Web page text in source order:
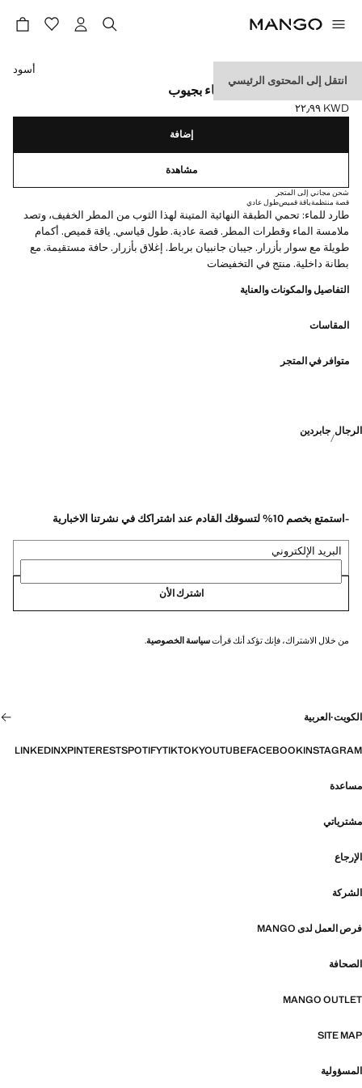
انتقل إلى المحتوى الرئيسي
معطف غاباردينا مقاوم للماء بجيوب
السعر الحالي [KWD ٢٢٫٩٩ ]
KWD ٢٢٫٩٩
حدد اللون
أسود
إضافة
مشاهدة
شحن مجاني إلى المتجر
قصة منتظمةياقة قميصطول عادي
طارد للماء: تحمي الطبقة النهائية المتينة لهذا الثوب من المطر الخفيف، وتصد
ملامسة الماء وقطرات المطر. قصة عادية. طول قياسي. ياقة قميص. أكمام
طويلة مع سوار بأزرار. جيبان جانبيان برباط. إغلاق بأزرار. حافة مستقيمة. مع
بطانة داخلية. منتج في التخفيضات
التفاصيل والمكونات والعناية
المقاسات
متوافر في المتجر
الرجال جابردين
-استمتع بخصم 10% لتسوقك القادم عند اشتراكك في نشرتنا الاخبارية
البريد الإلكتروني
اشترك الأن
من خلال الاشتراك، فإنك تؤكد أنك قرأتسياسة الخصوصية.
الكويت·العربية
INSTAGRAM
FACEBOOK
YOUTUBE
TIKTOK
SPOTIFY
PINTEREST
X
LINKEDIN
مساعدة
مشترياتي
الإرجاع
الشركة
فرص العمل لدى MANGO
الصحافة
MANGO OUTLET
SITE MAP
المسؤولية